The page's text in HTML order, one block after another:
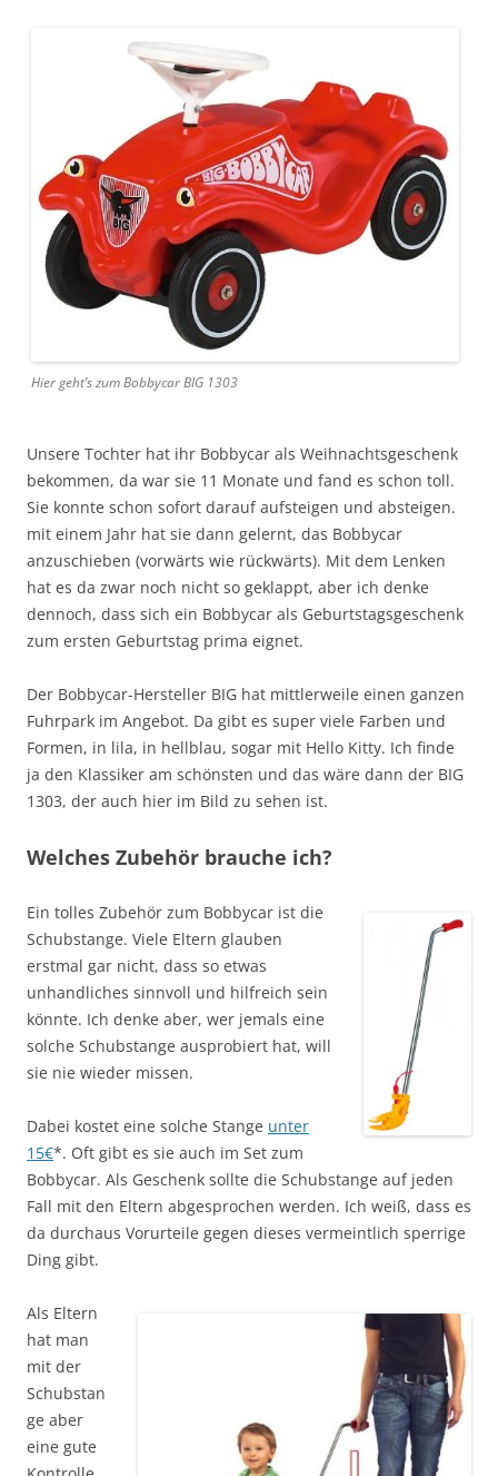
Hier geht’s zum Bobbycar BIG 1303
Unsere Tochter hat ihr Bobbycar als Weihnachtsgeschenk
bekommen, da war sie 11 Monate und fand es schon toll.
Sie konnte schon sofort darauf aufsteigen und absteigen.
mit einem Jahr hat sie dann gelernt, das Bobbycar
anzuschieben (vorwärts wie rückwärts). Mit dem Lenken
hat es da zwar noch nicht so geklappt, aber ich denke
dennoch, dass sich ein Bobbycar als Geburtstagsgeschenk
zum ersten Geburtstag prima eignet.
Der Bobbycar-Hersteller BIG hat mittlerweile einen ganzen
Fuhrpark im Angebot. Da gibt es super viele Farben und
Formen, in lila, in hellblau, sogar mit Hello Kitty. Ich finde
ja den Klassiker am schönsten und das wäre dann der BIG
1303, der auch hier im Bild zu sehen ist.
Welches Zubehör brauche ich?
Ein tolles Zubehör zum Bobbycar ist die
Schubstange. Viele Eltern glauben
erstmal gar nicht, dass so etwas
unhandliches sinnvoll und hilfreich sein
könnte. Ich denke aber, wer jemals eine
solche Schubstange ausprobiert hat, will
sie nie wieder missen.
Dabei kostet eine solche Stange unter
15€*. Oft gibt es sie auch im Set zum
Bobbycar. Als Geschenk sollte die Schubstange auf jeden
Fall mit den Eltern abgesprochen werden. Ich weiß, dass es
da durchaus Vorurteile gegen dieses vermeintlich sperrige
Ding gibt.
Als Eltern
hat man
mit der
Schubstan
ge aber
eine gute